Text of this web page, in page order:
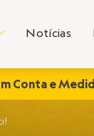
Notícias
Conta e